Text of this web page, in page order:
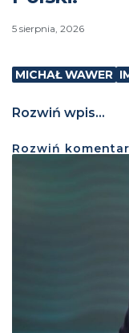
5 sierpnia, 2026
MICHAŁ WAWER
Rozwiń wpis...
Rozwiń